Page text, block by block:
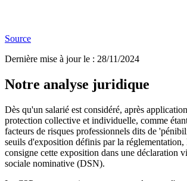
Source
Dernière mise à jour le : 28/11/2024
Notre analyse juridique
Dès qu'un salarié est considéré, après
protection collective et individuelle, comme
facteurs de risques professionnels dits de
seuils d'exposition définis par la
consigne cette exposition dans une déclaration
sociale nominative (DSN).